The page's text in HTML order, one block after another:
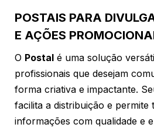
POSTAIS PARA
E AÇÕES
O Postal é uma solução
profissionais que desejam
forma criativa e impactante.
facilita a distribuição e permite
informações com qualidade e